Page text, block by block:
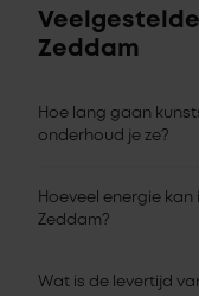
Zeddam
Hoe lang gaan
onderhoud je ze?
Hoeveel energie
Zeddam?
Wat is de levertijd